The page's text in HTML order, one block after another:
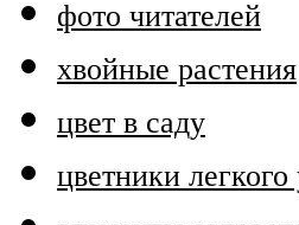
фото читателей
хвойные растения
цвет в саду
цветники легкого